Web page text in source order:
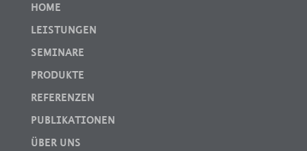
HOME
LEISTUNGEN
SEMINARE
PRODUKTE
REFERENZEN
PUBLIKATIONEN
ÜBER UNS